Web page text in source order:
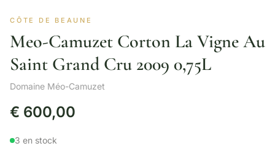
CÔTE DE BEAUNE
Meo-Camuzet Corton La Vigne Au
Saint Grand Cru 2009 0,75L
Domaine Méo-Camuzet
€ 600,00
3 en stock